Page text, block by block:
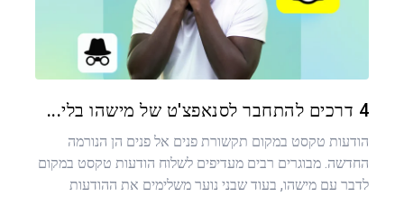
שתף מאמר זה
4 דרכים להתחבר לסנאפצ'ט של מישהו בלי...
הודעות טקסט במקום תקשורת פנים אל פנים הן הנורמה
החדשה. מבוגרים רבים מעדיפים לשלוח הודעות טקסט במקום
לדבר עם מישהו, בעוד שבני נוער משלימים את ההודעות